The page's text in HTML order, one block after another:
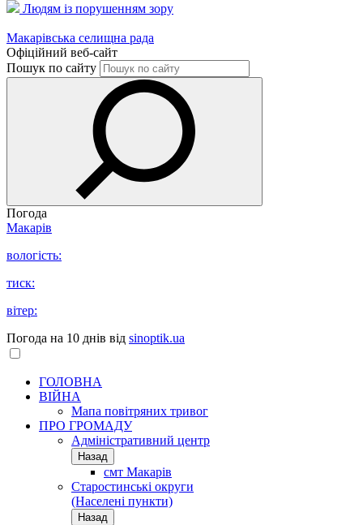
Людям із порушенням зору
Макарівська селищна рада
Офіційний веб-сайт
Пошук по сайту
Погода
Макарів
вологість:
тиск:
вітер:
Погода на 10 днів від sinoptik.ua
ГОЛОВНА
ВІЙНА
Мапа повітряних тривог
ПРО ГРОМАДУ
Aдміністративний центр
Назад
смт Макарів
Старостинські округи
(Населені пункти)
Назад